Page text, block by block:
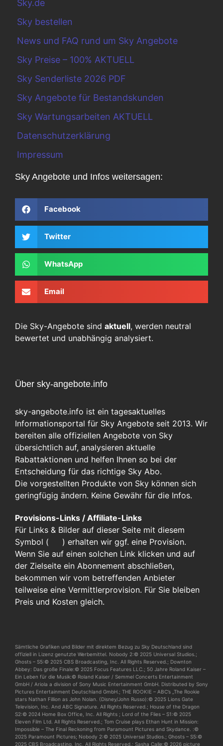
Sky.de
Sky bestellen
News und FAQ rund um Sky Angebote
Sky Preise – 100% AKTUELL
Sky Senderliste 2026 PDF
Sky Angebote für Bestandskunden
Sky Wartungsarbeiten AKTUELL
Datenschutzerklärung
Impressum
Sky Angebote und Infos weitersagen:
Facebook
Twitter
WhatsApp
Email
Die Sky-Angebote sind aktuell, werden neutral
bewertet und unabhängig analysiert.
Über sky-angebote.info
sky-angebote.info ist ein tagesaktuelles
Informationsportal für Sky Angebote seit 2013. Wir
bereiten alle offiziellen Angebote von Sky
übersichtlich auf, analysieren aktuelle
Rabattaktionen und helfen Ihnen so bei der
Entscheidung für das richtige Sky Abo.
Die vorgestellten Produkte von Sky können sich
geringfügig ändern. Keine Gewähr für die Infos.
Provisions-Links / Affiliate-Links
Für Links & Bilder auf dieser Seite mit diesem
Symbol (
) erhalten wir ggf. eine Provision.
Wenn Sie auf einen solchen Link klicken und auf
der Zielseite ein Abonnement abschließen,
bekommen wir vom betreffenden Anbieter
teilweise eine Vermittlerprovision. Für Sie bleiben
Preis und Kosten gleich.
Sämtliche Grafiken und Bilder mit direktem Bezug zu Sky Deutschland sind
offiziell in Lizenz genutzte Werbemittel. Nobody 2:© 2025 Universal Studios.;
Ghosts – S5:© 2025 CBS Broadcasting, Inc. All Rights Reserved.; Downton
Abbey: Das große Finale:© 2025 Focus Features LLC.; 50 Jahre Roland Kaiser –
Ein Leben für die Musik:© Roland Kaiser / Semmel Concerts Entertainment
GmbH / Ariola a division of Sony Music Entertainment GmbH. Distributed by Sony
Pictures Entertainment Deutschland GmbH.; THE ROOKIE – ABC’s „The Rookie
stars Nathan Fillion as John Nolan. (Disney/John Russo):© 2025 Lions Gate
Television, Inc. And ABC Signature. All Rights Reserved.; House of the Dragon
S2:© 2024 Home Box Office, Inc. All Rights ; Lord of the Flies – S1:© 2025
Eleven Film Ltd. All Rights Reserved.; Tom Cruise plays Ethan Hunt in Mission:
Impossible – The Final Reckoning from Paramount Pictures and Skydance. :©
2025 Paramount Pictures; Nobody 2:© 2025 Universal Studios.; Ghosts – S5:©
2025 CBS Broadcasting, Inc. All Rights Reserved.; Sasha Calle:© 2026 picture